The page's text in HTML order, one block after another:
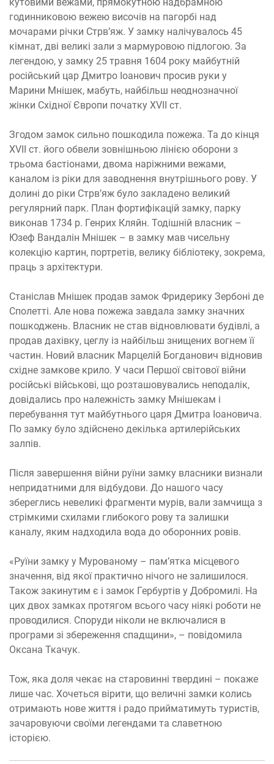
годинниковою вежею височів на пагорбі над
мочарами річки Стрв’яж. У замку налічувалось 45
кімнат, дві великі зали з мармуровою підлогою. За
легендою, у замку 25 травня 1604 року майбутній
російський цар Дмитро Іоанович просив руки у
Марини Мнішек, мабуть, найбільш неоднозначної
жінки Східної Європи початку XVII ст.
Згодом замок сильно пошкодила пожежа. Та до кінця
XVII ст. його обвели зовнішньою лінією оборони з
трьома бастіонами, двома наріжними вежами,
каналом із ріки для заводнення внутрішнього рову. У
долині до ріки Стрв’яж було закладено великий
регулярний парк. План фортифікацій замку, парку
виконав 1734 р. Генрих Кляйн. Тодішній власник –
Юзеф Вандалін Мнішек – в замку мав чисельну
колекцію картин, портретів, велику бібліотеку, зокрема,
праць з архітектури.
Станіслав Мнішек продав замок Фридерику Зербоні де
Сполетті. Але нова пожежа завдала замку значних
пошкоджень. Власник не став відновлювати будівлі, а
продав дахівку, цеглу із найбільш знищених вогнем її
частин. Новий власник Марцелій Богданович відновив
східне замкове крило. У часи Першої світової війни
російські військові, що розташовувались неподалік,
довідались про належність замку Мнішекам і
перебування тут майбутнього царя Дмитра Іоановича.
По замку було здійснено декілька артилерійських
залпів.
Після завершення війни руїни замку власники визнали
непридатними для відбудови. До нашого часу
збереглись невеликі фрагменти мурів, вали замчища з
стрімкими схилами глибокого рову та залишки
каналу, яким надходила вода до оборонних ровів.
«Руїни замку у Мурованому – пам’ятка місцевого
значення, від якої практично нічого не залишилося.
Також закинутим є і замок Гербуртів у Добромилі. На
цих двох замках протягом всього часу ніякі роботи не
проводилися. Споруди ніколи не включалися в
програми зі збереження спадщини», – повідомила
Оксана Ткачук.
Тож, яка доля чекає на старовинні твердині – покаже
лише час. Хочеться вірити, що величні замки колись
отримають нове життя і радо прийматимуть туристів,
зачаровуючи своїми легендами та славетною
історією.